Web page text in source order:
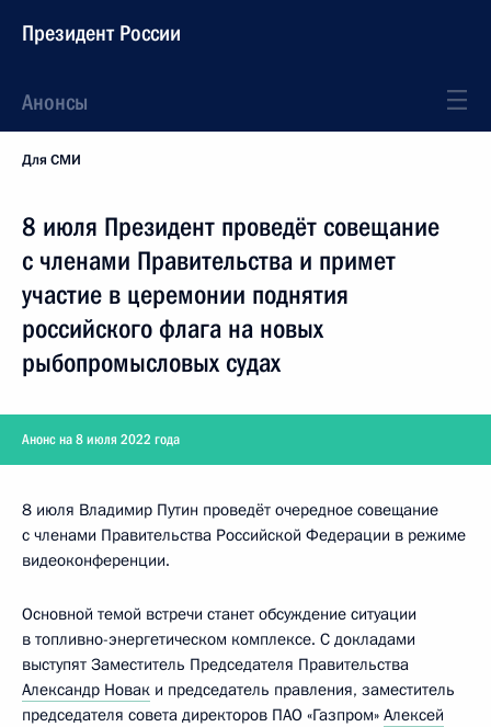
Президент России
Анонсы
Для СМИ
8 июля Президент проведёт совещание
с членами Правительства и примет
участие в церемонии поднятия
российского флага на новых
рыбопромысловых судах
Анонс на 8 июля 2022 года
8 июля Владимир Путин проведёт очередное совещание
с членами Правительства Российской Федерации в режиме
видеоконференции.
Основной темой встречи станет обсуждение ситуации
в топливно-энергетическом комплексе. С докладами
выступят Заместитель Председателя Правительства
Александр Новак и председатель правления, заместитель
председателя совета директоров ПАО «Газпром» Алексей